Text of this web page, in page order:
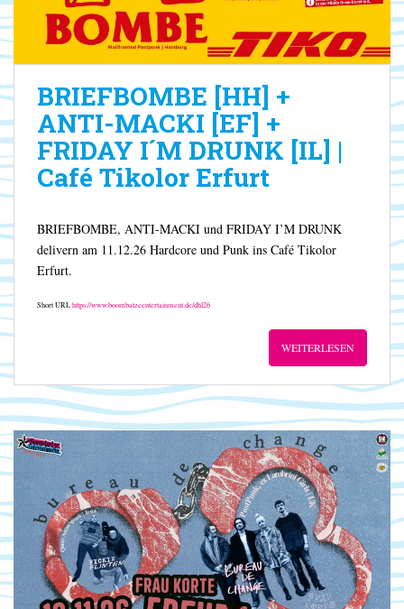
BRIEFBOMBE [HH] +
ANTI-MACKI [EF] +
FRIDAY I´M DRUNK [IL] |
Café Tikolor Erfurt
BRIEFBOMBE, ANTI-MACKI und FRIDAY I’M DRUNK
delivern am 11.12.26 Hardcore und Punk ins Café Tikolor
Erfurt.
Short URLhttps://www.boombatzeentertainment.de/dhl26
WEITERLESEN